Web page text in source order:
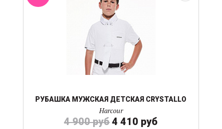
РУБАШКА МУЖСКАЯ ДЕТСКАЯ CRYSTALLO
Harcour
4 900 руб 4 410 руб